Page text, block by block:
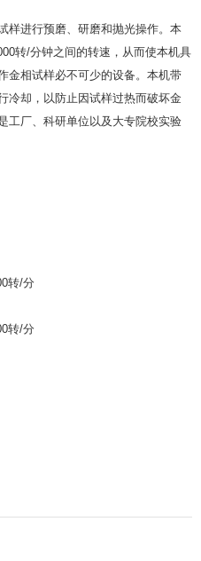
样进行预磨、研磨和抛光操作。本
转/分钟之间的转速，从而使本机具
金相试样必不可少的设备。本机带
冷却，以防止因试样过热而破坏金
工厂、科研单位以及大专院校实验
转/分
转/分